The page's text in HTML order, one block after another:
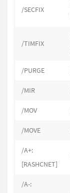
/SECFIX
/TIMFIX
/PURGE
/MIR
/MOV
/MOVE
/A+:
[RASHCNET]
/A-: